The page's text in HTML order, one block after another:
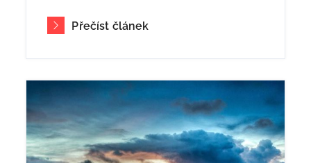
Přečíst článek